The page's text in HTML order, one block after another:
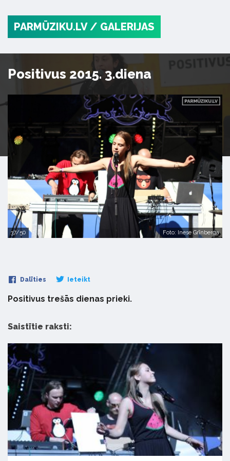
PARMŪZIKU.LV / GALERIJAS
Positivus 2015. 3.diena
37/50 Foto: Inese Grīnberga
Dalīties Ieteikt
Positivus trešās dienas prieki.
Saistītie raksti: